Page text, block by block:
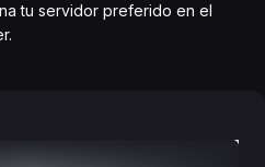
tu servidor preferido en el